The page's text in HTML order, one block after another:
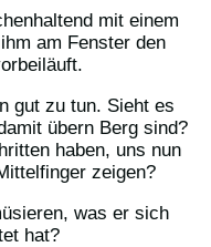
mit einem
am Fenster den
gut zu tun. Sieht es
übern Berg sind?
haben, uns nun
zeigen?
was er sich
hat?